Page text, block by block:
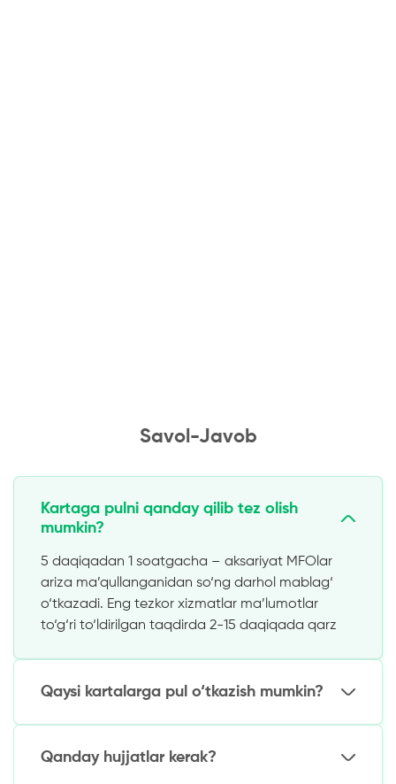
Savol-Javob
Kartaga pulni qanday qilib tez olish
mumkin?
5 daqiqadan 1 soatgacha – aksariyat MFOlar
ariza ma’qullanganidan so‘ng darhol mablag‘
o‘tkazadi. Eng tezkor xizmatlar ma’lumotlar
to‘g‘ri to‘ldirilgan taqdirda 2-15 daqiqada qarz
Qaysi kartalarga pul o‘tkazish mumkin?
O‘zbekiston banklarining istalgan Uzcard, Humo,
Visa, Mastercard kartalariga. Pullar
rasmiylashtirish paytida ko‘rsatilgan kartaga
Qanday hujjatlar kerak?